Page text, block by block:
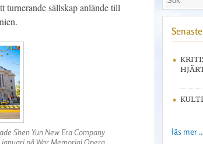
turnerande sällskap anlände till
Shen Yun New Era Company
på War Memorial Opera
läs mer